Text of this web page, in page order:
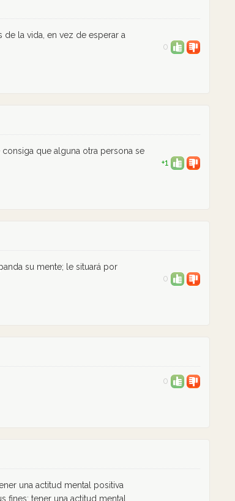
de la vida, en vez de esperar a
0
que alguna otra persona se
+1
su mente; le situará por
0
0
una actitud mental positiva
fines; tener una actitud mental